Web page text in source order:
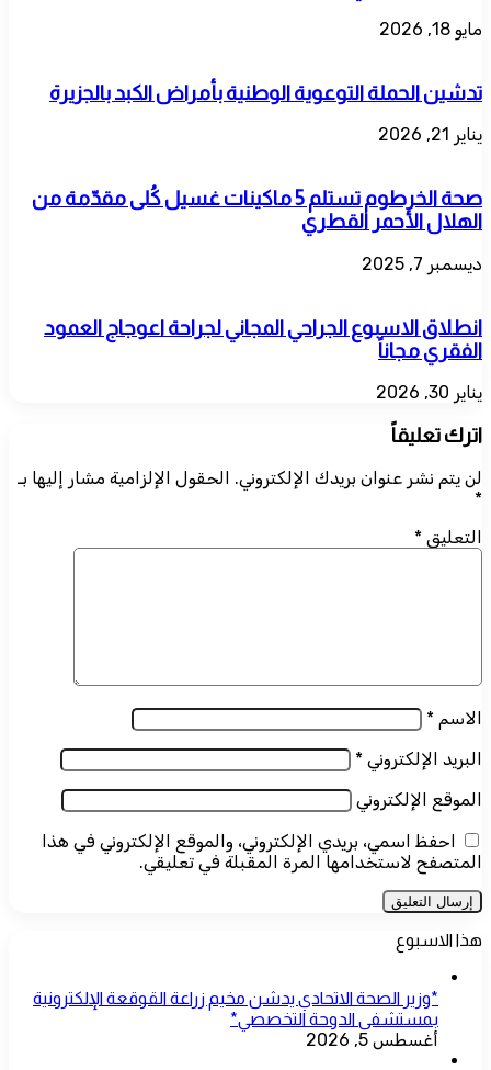
مايو 18, 2026
تدشين الحملة التوعوية الوطنية بأمراض الكبد بالجزيرة
يناير 21, 2026
صحة الخرطوم تستلم 5 ماكينات غسيل كُلى مقدّمة من
الهلال الأحمر القطري
ديسمبر 7, 2025
انطلاق الاسبوع الجراحي المجاني لجراحة اعوجاج العمود
الفقري مجاناً
يناير 30, 2026
اترك تعليقاً
لن يتم نشر عنوان بريدك الإلكتروني. الحقول الإلزامية مشار إليها بـ
*
التعليق *
الاسم *
البريد الإلكتروني *
الموقع الإلكتروني
احفظ اسمي، بريدي الإلكتروني، والموقع الإلكتروني في هذا
المتصفح لاستخدامها المرة المقبلة في تعليقي.
هذا الاسبوع
*وزير الصحة الاتحادي يدشن مخيم زراعة القوقعة الإلكترونية
بمستشفى الدوحة التخصصي*
أغسطس 5, 2026